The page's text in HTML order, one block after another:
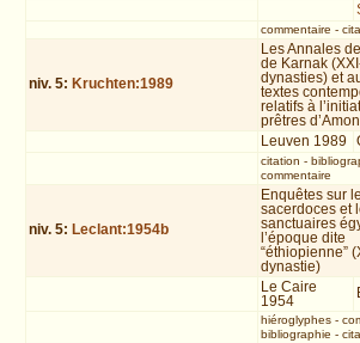
commentaire -
niv. 5: Kruchten:1989
Les Annales
de Karnak
dynasties) et
textes
relatifs à
prêtres d’Amon
Leuven 1989
citation -
commentaire
niv. 5: Leclant:1954b
Enquêtes sur
sacerdoces et
sanctuaires
l’époque dite
“éthiopienne”
dynastie)
Le Caire
1954
hiéroglyphes-
bibliographie -